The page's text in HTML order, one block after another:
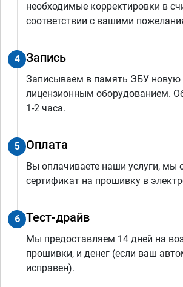
необходимые корректировки в
соответствии с вашими
4 Запись
Записываем в память ЭБУ
лицензионным оборудованием.
1-2 часа.
5 Оплата
Вы оплачиваете наши услуги, мы
сертификат на прошивку в
6 Тест-драйв
Мы предоставляем 14 дней на
прошивки, и денег (если ваш
исправен).